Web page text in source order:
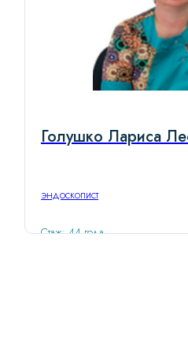
Голушко Лариса
эндоскопист
Стаж: 44 года